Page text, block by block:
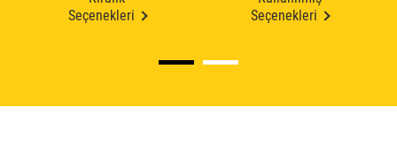
Seçenekleri
Seçenekleri